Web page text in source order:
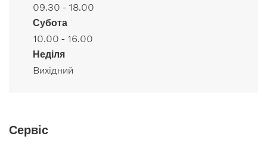
09.30 - 18.00
Субота
10.00 - 16.00
Неділя
Вихідний
Сервіс